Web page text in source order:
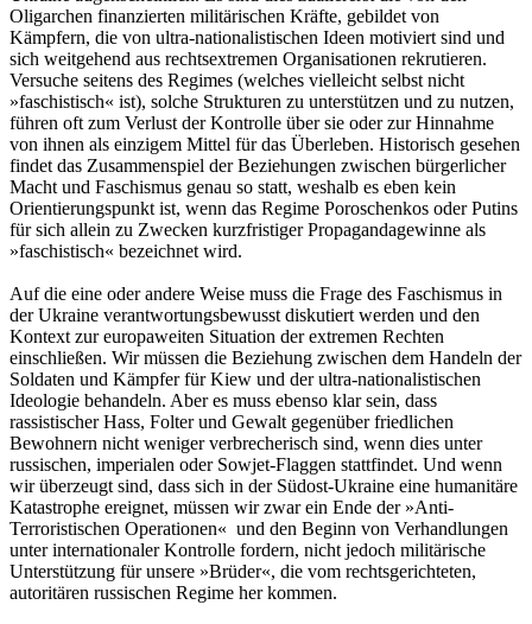
Oligarchen finanzierten militärischen Kräfte, gebildet von
Kämpfern, die von ultra-nationalistischen Ideen motiviert sind und
sich weitgehend aus rechtsextremen Organisationen rekrutieren.
Versuche seitens des Regimes (welches vielleicht selbst nicht
»faschistisch« ist), solche Strukturen zu unterstützen und zu nutzen,
führen oft zum Verlust der Kontrolle über sie oder zur Hinnahme
von ihnen als einzigem Mittel für das Überleben. Historisch gesehen
findet das Zusammenspiel der Beziehungen zwischen bürgerlicher
Macht und Faschismus genau so statt, weshalb es eben kein
Orientierungspunkt ist, wenn das Regime Poroschenkos oder Putins
für sich allein zu Zwecken kurzfristiger Propagandagewinne als
»faschistisch« bezeichnet wird.
Auf die eine oder andere Weise muss die Frage des Faschismus in
der Ukraine verantwortungsbewusst diskutiert werden und den
Kontext zur europaweiten Situation der extremen Rechten
einschließen. Wir müssen die Beziehung zwischen dem Handeln der
Soldaten und Kämpfer für Kiew und der ultra-nationalistischen
Ideologie behandeln. Aber es muss ebenso klar sein, dass
rassistischer Hass, Folter und Gewalt gegenüber friedlichen
Bewohnern nicht weniger verbrecherisch sind, wenn dies unter
russischen, imperialen oder Sowjet-Flaggen stattfindet. Und wenn
wir überzeugt sind, dass sich in der Südost-Ukraine eine humanitäre
Katastrophe ereignet, müssen wir zwar ein Ende der »Anti-
Terroristischen Operationen« und den Beginn von Verhandlungen
unter internationaler Kontrolle fordern, nicht jedoch militärische
Unterstützung für unsere »Brüder«, die vom rechtsgerichteten,
autoritären russischen Regime her kommen.